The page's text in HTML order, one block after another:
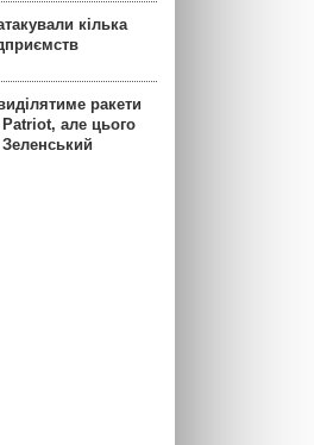
кілька
ракети
але цього